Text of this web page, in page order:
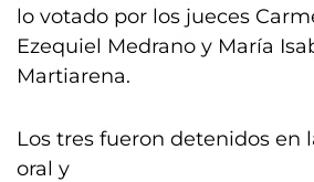
lo votado por los jueces
Ezequiel Medrano y María
Martiarena.
Los tres fueron detenidos en
oral y